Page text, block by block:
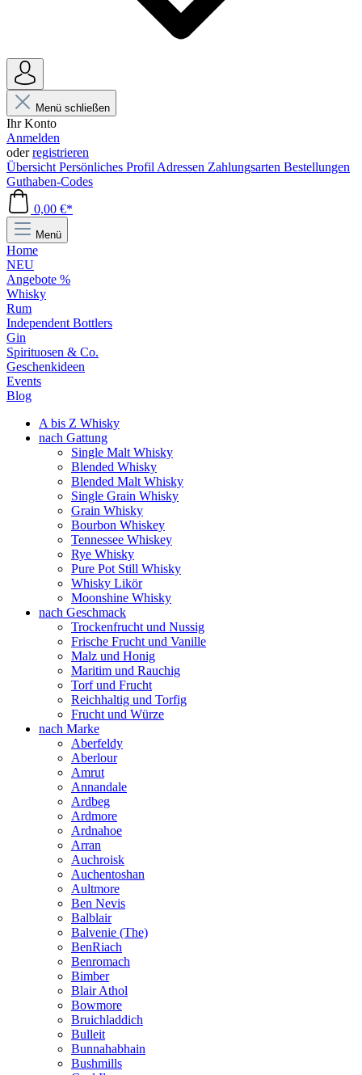
Menü schließen
Ihr Konto
Anmelden
oderregistrieren
Übersicht Persönliches Profil Adressen Zahlungsarten Bestellungen
Guthaben-Codes
0,00 €*
Menü
Home
NEU
Angebote %
Whisky
Rum
Independent Bottlers
Gin
Spirituosen & Co.
Geschenkideen
Events
Blog
A bis Z Whisky
nach Gattung
Single Malt Whisky
Blended Whisky
Blended Malt Whisky
Single Grain Whisky
Grain Whisky
Bourbon Whiskey
Tennessee Whiskey
Rye Whisky
Pure Pot Still Whisky
Whisky Likör
Moonshine Whisky
nach Geschmack
Trockenfrucht und Nussig
Frische Frucht und Vanille
Malz und Honig
Maritim und Rauchig
Torf und Frucht
Reichhaltig und Torfig
Frucht und Würze
nach Marke
Aberfeldy
Aberlour
Amrut
Annandale
Ardbeg
Ardmore
Ardnahoe
Arran
Auchroisk
Auchentoshan
Aultmore
Ben Nevis
Balblair
Balvenie (The)
BenRiach
Benromach
Bimber
Blair Athol
Bowmore
Bruichladdich
Bulleit
Bunnahabhain
Bushmills